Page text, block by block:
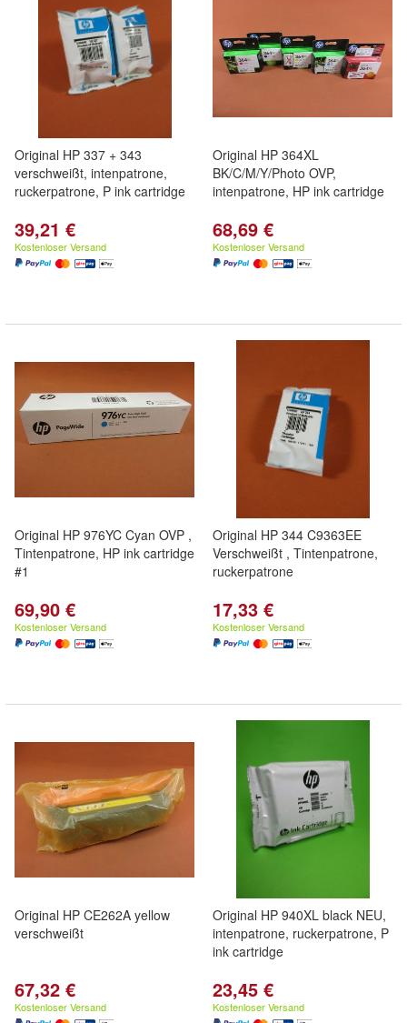
Original HP 337 + 343
verschweißt, intenpatrone,
ruckerpatrone, P ink cartridge
39,21 €
Kostenloser Versand
Original HP 364XL
BK/C/M/Y/Photo OVP,
intenpatrone, HP ink cartridge
68,69 €
Kostenloser Versand
Original HP 976YC Cyan OVP ,
Tintenpatrone, HP ink cartridge
#1
69,90 €
Kostenloser Versand
Original HP 344 C9363EE
Verschweißt , Tintenpatrone,
ruckerpatrone
17,33 €
Kostenloser Versand
Original HP CE262A yellow
verschweißt
67,32 €
Kostenloser Versand
Original HP 940XL black NEU,
intenpatrone, ruckerpatrone, P
ink cartridge
23,45 €
Kostenloser Versand